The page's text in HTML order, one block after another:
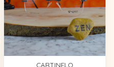
CARTINELO